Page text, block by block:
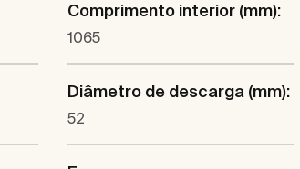
Comprimento interior (mm):
1065
Diâmetro de descarga (mm):
52